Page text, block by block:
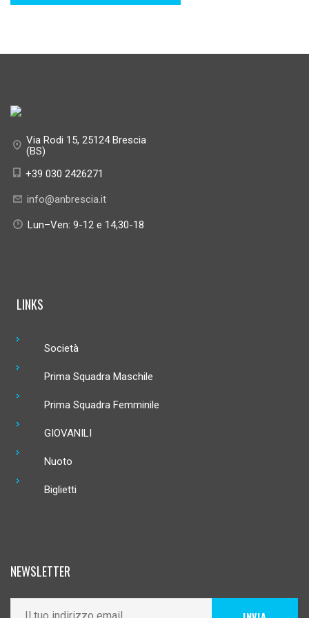
Via Rodi 15, 25124 Brescia
(BS)
+39 030 2426271
info@anbrescia.it
Lun–Ven: 9-12 e 14,30-18
LINKS
Società
Prima Squadra Maschile
Prima Squadra Femminile
GIOVANILI
Nuoto
Biglietti
NEWSLETTER